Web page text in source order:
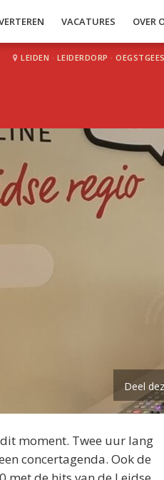
VACATURES OVER
LEIDEN · LEIDERDORP ·
Deel
moment. Twee uur lang
concertagenda. Ook de